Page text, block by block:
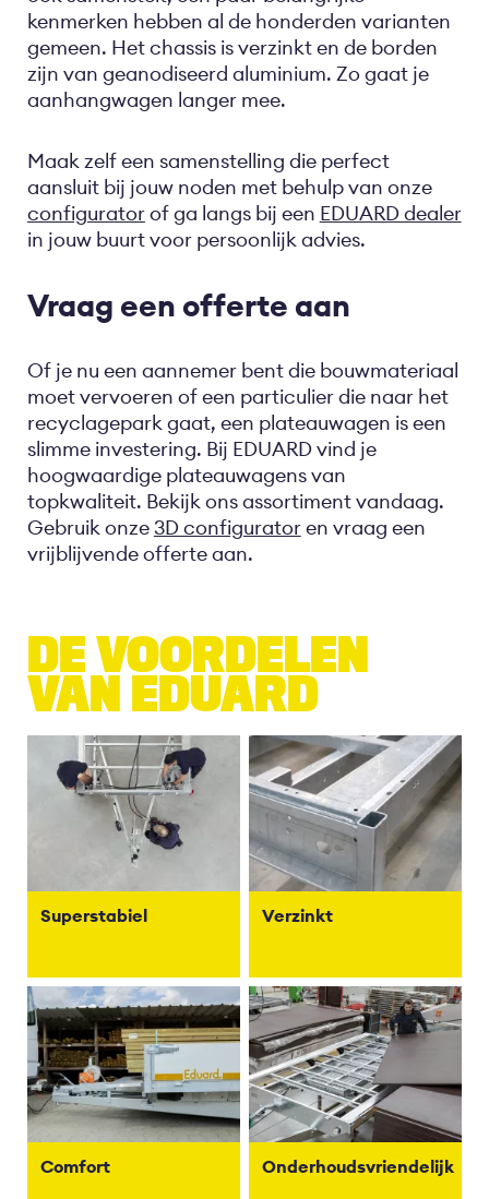
kenmerken hebben al de honderden varianten
gemeen. Het chassis is verzinkt en de borden
zijn van geanodiseerd aluminium. Zo gaat je
aanhangwagen langer mee.
Maak zelf een samenstelling die perfect
aansluit bij jouw noden met behulp van onze
configuratorof ga langs bij een EDUARD dealer
in jouw buurt voor persoonlijk advies.
Vraag een offerte aan
Of je nu een aannemer bent die bouwmateriaal
moet vervoeren of een particulier die naar het
recyclagepark gaat, een plateauwagen is een
slimme investering. Bij EDUARD vind je
hoogwaardige plateauwagens van
topkwaliteit. Bekijk ons assortiment vandaag.
Gebruik onze 3D configuratoren vraag een
vrijblijvende offerte aan.
DE VOORDELEN
VAN EDUARD
Superstabiel Verzinkt
Comfort Onderhoudsvriendelijk